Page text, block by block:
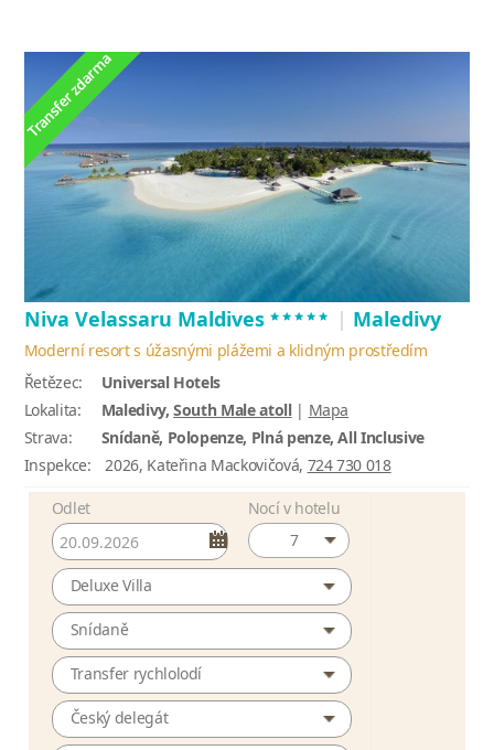
Niva Velassaru Maldives ***** | Maledivy
Moderní resort s úžasnými plážemi a klidným prostředím
Řetězec:
Universal Hotels
Lokalita:
Maledivy,South Male atoll| Mapa
Strava:
Snídaně, Polopenze, Plná penze, All Inclusive
Inspekce:
2026, Kateřina Mackovičová, 724 730 018
Odlet
Nocí v hotelu
7
Deluxe Villa
Snídaně
Transfer rychlolodí
Český delegát